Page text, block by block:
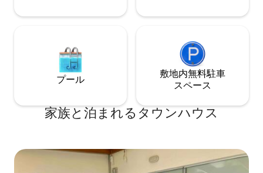
プール
敷地内無料駐⁠車
ス⁠ペ⁠ー⁠ス
家族と泊まれるタウンハウス